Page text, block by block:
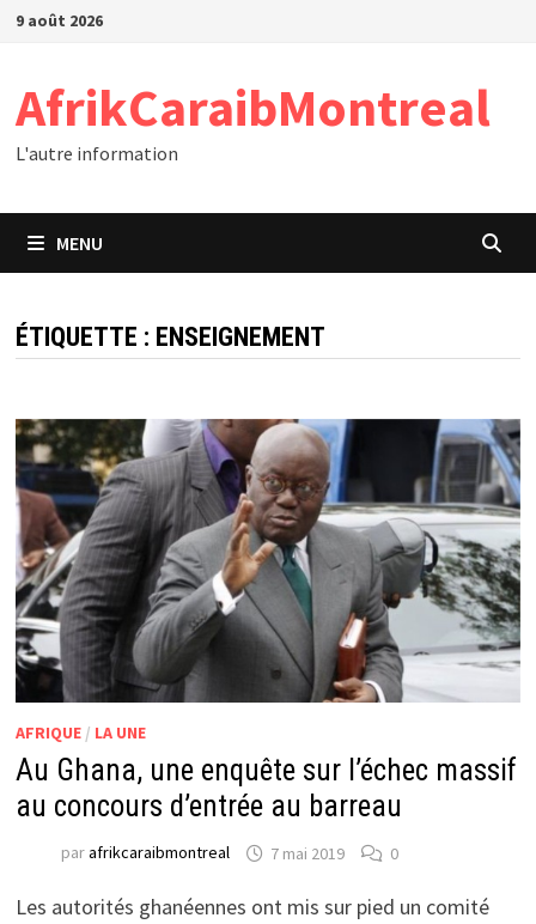
Passer
9 août 2026
AfrikCaraibMontreal
L'autre information
MENU
ÉTIQUETTE : ENSEIGNEMENT
AFRIQUE/ LA UNE
Au Ghana, une enquête sur l’échec massif
au concours d’entrée au barreau
parafrikcaraibmontreal 7 mai 2019 0
Les autorités ghanéennes ont mis sur pied un comité